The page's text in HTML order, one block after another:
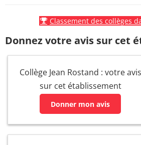
Classement des collèges
Donnez votre avis sur cet
Collège Jean Rostand : votre avis
sur cet établissement
Donner mon avis